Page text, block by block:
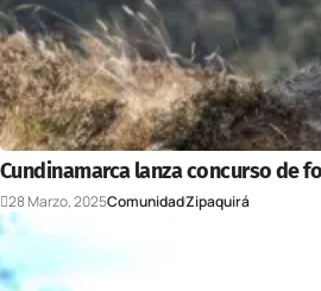
Cundinamarca lanza concurso de
28 Marzo, 2025ComunidadZipaquirá